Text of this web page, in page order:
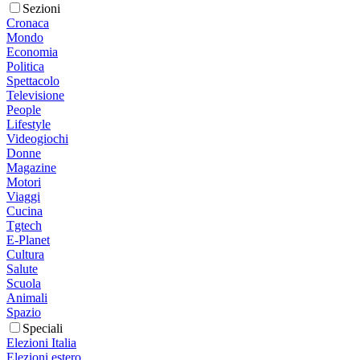
Sezioni
Cronaca
Mondo
Economia
Politica
Spettacolo
Televisione
People
Lifestyle
Videogiochi
Donne
Magazine
Motori
Viaggi
Cucina
Tgtech
E-Planet
Cultura
Salute
Scuola
Animali
Spazio
Speciali
Elezioni Italia
Elezioni estero